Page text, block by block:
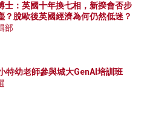
士：英國十年換七相，新揆會否步
？脫歐後英國經濟為何仍然低迷？
部
特幼老師參與城大GenAI培訓班